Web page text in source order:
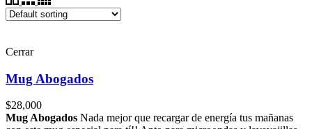
Cerrar
Mug Abogados
$28,000
Mug Abogados Nada mejor que recargar de energía tus mañanas